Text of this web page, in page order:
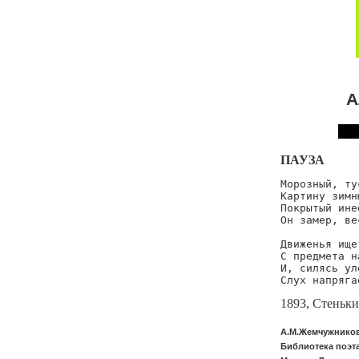
ПАУЗА
Морозный,
Картину
Покрытый
Он замер,
Движенья
С предмета
И, силясь
Слух
1893,
Библиотека